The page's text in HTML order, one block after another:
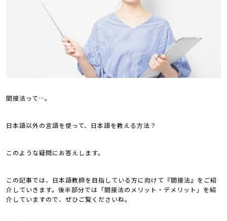
間接法って…。
日本語以外の言語を使って、日本語を教える方法？
このような疑問にお答えします。
この記事では、日本語教師を目指している方に向けて『間接法』をご紹
介していきます。後半部分では「間接法のメリット・デメリット」を紹
介していますので、ぜひご覧くださいね。